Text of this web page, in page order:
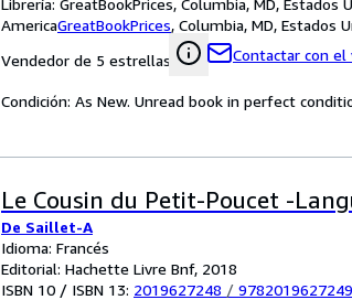
Librería: GreatBookPrices, Columbia, MD, Estados
AmericaGreatBookPrices, Columbia, MD, Estados
Vendedor de 5 estrellas
Contactar con el
Condición: As New. Unread book in perfect
Le Cousin du Petit-Poucet -
De Saillet-A
Idioma: Francés
Editorial: Hachette Livre Bnf, 2018
ISBN 10 / ISBN 13: 2019627248 / 9782019627249